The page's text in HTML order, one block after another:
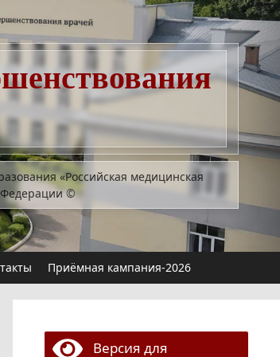
«Российская медицинская
Федерации©
Приёмная кампания-2026
Версия для